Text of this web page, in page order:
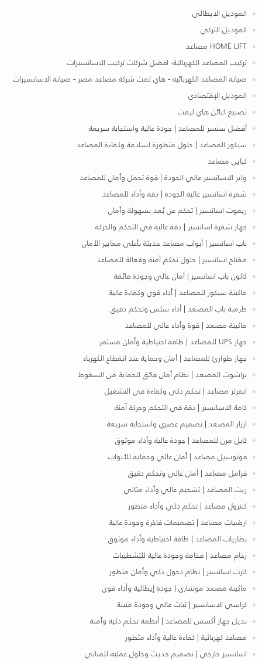
الموديل الايطالي
الموديل التركي
HOME LIFT مصاعد
تركيب المصاعد الكهربائية- افضل شركات تركيب الاسانسيرات
صيانة المصاعد الكهربائية - هاي لفت شركة مصاعد مصر - صيانة الاسانسيرات
الموديل الإقتصادي
تصنيع كبائن هاي ليفت
أفضل سنسر للمصاعد | جودة عالية واستجابة سريعة
سيكور المصاعد | حلول متطورة لسلامة وكفاءة المصاعد
كباين مصاعد
واير الاسانسير عالي الجودة | قوة تحمل وأمان للمصاعد
شفرة اسانسير عالية الجودة | دقة وأداء للمصاعد
ريموت اسانسير | تحكم عن بُعد بسهولة وأمان
جهاز شفرة اسانسير | دقة عالية في التحكم والحركة
باب اسانسير | أبواب مصاعد حديثة بأعلى معايير الأمان
مفتاح اسانسير | حلول تحكم آمنة وفعالة للمصاعد
كالون باب اسانسير | أمان عالي وجودة فائقة
ماكينة سيكور للمصاعد | أداء قوي وكفاءة عالية
طرمبة باب المصعد | أداء سلس وتحكم دقيق
ماكينة مصعد | قوة وأداء عالي للمصاعد
جهاز UPS للمصاعد | طاقة احتياطية وأمان مستمر
جهاز طوارئ للمصاعد | أمان وحماية عند انقطاع الكهرباء
براشوت المصعد | نظام أمان فائق للحماية من السقوط
انفرتر مصاعد | تحكم ذكي وكفاءة في التشغيل
كامة الاسانسير | دقة في التحكم وحركة آمنة
ازرار المصعد | تصميم عصري واستجابة سريعة
كابل مرن للمصاعد | جودة عالية وأداء موثوق
فوتوسيل مصاعد | أمان عالي وحماية للأبواب
فرامل مصاعد | أمان عالي وتحكم دقيق
زيت المصاعد | تشحيم عالي وأداء مثالي
كنترول مصاعد | تحكم ذكي وأداء متطور
ارضيات مصاعد | تصميمات فاخرة وجودة عالية
بطاريات المصاعد | طاقة احتياطية وأداء موثوق
رخام مصاعد | فخامة وجودة عالية للتشطيبات
كارت اسانسير | نظام دخول ذكي وأمان متطور
ماكينة مصعد مونتناري | جودة إيطالية وأداء قوي
كراسي الاسانسير | ثبات عالي وجودة متينة
بديل جهاز أكسس للمصاعد | أنظمة تحكم ذكية وآمنة
مصاعد كهربائية | كفاءة عالية وأداء متطور
اسانسير خارجي | تصميم حديث وحلول عملية للمباني